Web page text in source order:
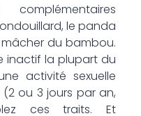
le panda
du bambou.
inactif la plupart du
activité sexuelle
ou 3 jours par an,
ces traits. Et